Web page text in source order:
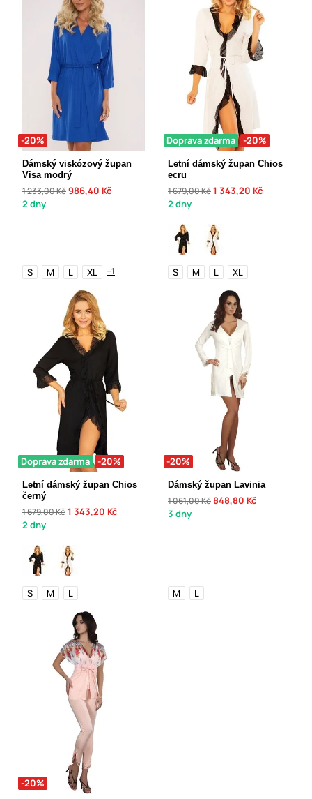
-20%
Dámský viskózový župan
Visa modrý
1 233,00 Kč986,40 Kč
2 dny
S M L XL +1
Doprava zdarma -20%
Letní dámský župan Chios
ecru
1 679,00 Kč1 343,20 Kč
2 dny
S M L XL
Doprava zdarma -20%
Letní dámský župan Chios
černý
1 679,00 Kč1 343,20 Kč
2 dny
S M L
-20%
Dámský župan Lavinia
1 061,00 Kč848,80 Kč
3 dny
M L
-20%